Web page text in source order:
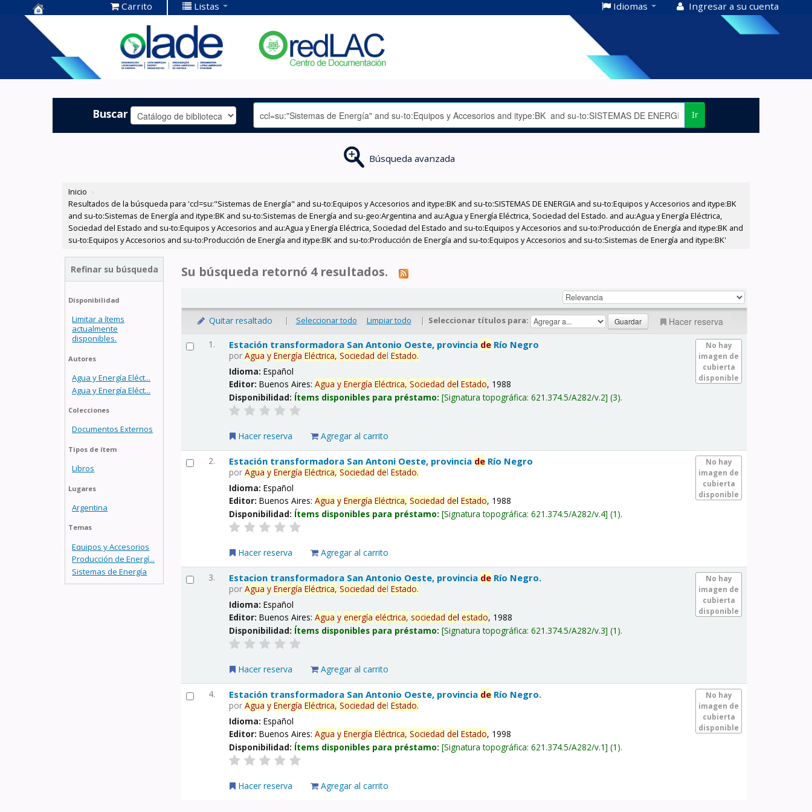
Centro de
Documentación
OLADE -
Carrito Listas Idiomas Ingresar a su cuenta
Buscar Ir
Búsqueda avanzada
Inicio ›
Resultados de la búsqueda para 'ccl=su:"Sistemas de Energía" and su-to:Equipos y Accesorios and itype:BK and su-to:SISTEMAS DE ENERGIA and su-to:Equipos y Accesorios and itype:BK
and su-to:Sistemas de Energía and itype:BK and su-to:Sistemas de Energía and su-geo:Argentina and au:Agua y Energía Eléctrica, Sociedad del Estado. and au:Agua y Energía Eléctrica,
Sociedad del Estado and su-to:Equipos y Accesorios and au:Agua y Energía Eléctrica, Sociedad del Estado and su-to:Equipos y Accesorios and su-to:Producción de Energía and itype:BK and
su-to:Equipos y Accesorios and su-to:Producción de Energía and itype:BK and su-to:Producción de Energía and su-to:Equipos y Accesorios and su-to:Sistemas de Energía and itype:BK'
Refinar su búsqueda
Disponibilidad
Limitar a ítems
actualmente
disponibles.
Autores
Agua y Energía Eléct...
Agua y Energía Eléct...
Colecciones
Documentos Externos
Tipos de ítem
Libros
Lugares
Argentina
Temas
Equipos y Accesorios
Producción de Energí...
Sistemas de Energía
Su búsqueda retornó 4 resultados.
Quitar resaltado | Seleccionar todo Limpiar todo | Seleccionar títulos para: Hacer reserva
1.
No hay
imagen de
cubierta
disponible
Estación transformadora San Antonio Oeste, provincia de Río Negro
porAgua y Energía Eléctrica, Sociedad delEstado.
Idioma:Español
Editor:Buenos Aires:Agua y Energía Eléctrica, Sociedad delEstado, 1988
Disponibilidad: Ítems disponibles para préstamo: Signatura topográfica:621.374.5/A282/v.2 (3).
Hacer reserva Agregar al carrito
2.
No hay
imagen de
cubierta
disponible
Estación transformadora San Antoni Oeste, provincia de Río Negro
porAgua y Energía Eléctrica, Sociedad delEstado.
Idioma:Español
Editor:Buenos Aires:Agua y Energía Eléctrica, Sociedad delEstado, 1988
Disponibilidad: Ítems disponibles para préstamo: Signatura topográfica:621.374.5/A282/v.4 (1).
Hacer reserva Agregar al carrito
3.
No hay
imagen de
cubierta
disponible
Estacion transformadora San Antonio Oeste, provincia de Río Negro.
porAgua y Energía Eléctrica, Sociedad delEstado.
Idioma:Español
Editor:Buenos Aires:Agua y energía eléctrica, sociedad delestado, 1988
Disponibilidad: Ítems disponibles para préstamo: Signatura topográfica:621.374.5/A282/v.3 (1).
Hacer reserva Agregar al carrito
4.
No hay
imagen de
cubierta
disponible
Estación transformadora San Antonio Oeste, provincia de Río Negro.
porAgua y Energía Eléctrica, Sociedad delEstado.
Idioma:Español
Editor:Buenos Aires:Agua y Energía Eléctrica, Sociedad delEstado, 1998
Disponibilidad: Ítems disponibles para préstamo: Signatura topográfica:621.374.5/A282/v.1 (1).
Hacer reserva Agregar al carrito